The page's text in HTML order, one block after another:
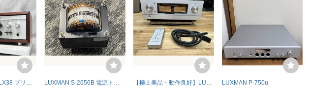
【C】LUXMAN LX38 プリメインアンプ ラックスマン 3347943 LUXMAN S-2656B 電源トランス！1個 【極上美品・動作良好】LUXMAN L-590A 純A級プリメインアンプ リモコン・純正電源ケーブル付属｜名機・高音質・100V LUXMAN P-750u